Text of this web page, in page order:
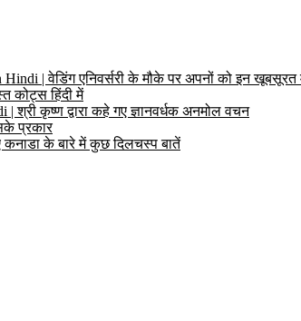
| वेडिंग एनिवर्सरी के मौके पर अपनों को इन
कोट्स हिंदी में
श्री कृष्ण द्वारा कहे गए ज्ञानवर्धक अनमोल वचन
प्रकार
कनाडा के बारे में कुछ दिलचस्प बातें